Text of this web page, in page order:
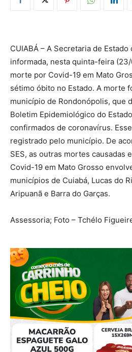
CUIABÁ – A Secretaria de
informada, nesta quinta-feira
morte por Covid-19 em Mato
sétimo óbito no Estado. A morte
município de Rondonópolis, que
Boletim Epidemiológico do
confirmados de coronavírus.
registrado pelo município. De
SES, as outras mortes causadas
Covid-19 em Mato Grosso
municípios de Cuiabá, Lucas do
Aripuanã e Barra do Garças.
Assessoria; Foto – Tchélo